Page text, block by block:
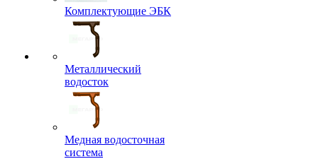
Комплектующие ЭБК
Металлический
водосток
Медная водосточная
система